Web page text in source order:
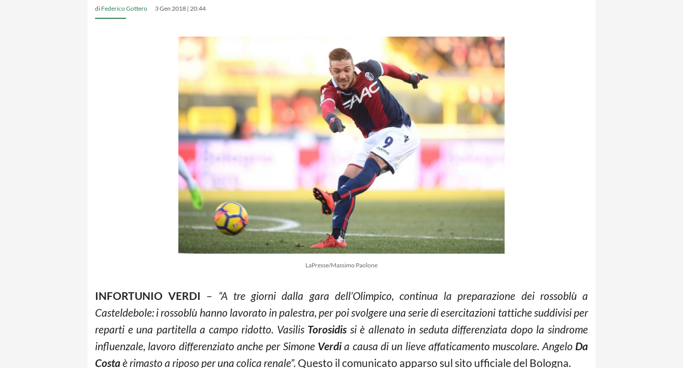
di Federico Gottero 3 Gen 2018 | 20:44
LaPresse/Massimo Paolone
INFORTUNIO VERDI – “A tre giorni dalla gara dell’Olimpico, continua la preparazione dei rossoblù a
Casteldebole: i rossoblù hanno lavorato in palestra, per poi svolgere una serie di esercitazioni tattiche suddivisi per
reparti e una partitella a campo ridotto. Vasilis Torosidissi è allenato in seduta differenziata dopo la sindrome
influenzale, lavoro differenziato anche per Simone Verdia causa di un lieve affaticamento muscolare. Angelo Da
Costaè rimasto a riposo per una colica renale”. Questo il comunicato apparso sul sito ufficiale del Bologna.